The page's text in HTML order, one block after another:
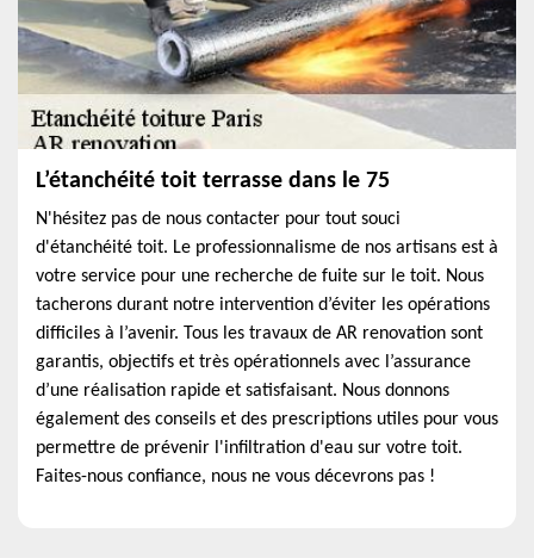
L’étanchéité toit terrasse dans le 75
N'hésitez pas de nous contacter pour tout souci
d'étanchéité toit. Le professionnalisme de nos artisans est à
votre service pour une recherche de fuite sur le toit. Nous
tacherons durant notre intervention d’éviter les opérations
difficiles à l’avenir. Tous les travaux de AR renovation sont
garantis, objectifs et très opérationnels avec l’assurance
d’une réalisation rapide et satisfaisant. Nous donnons
également des conseils et des prescriptions utiles pour vous
permettre de prévenir l'infiltration d'eau sur votre toit.
Faites-nous confiance, nous ne vous décevrons pas !